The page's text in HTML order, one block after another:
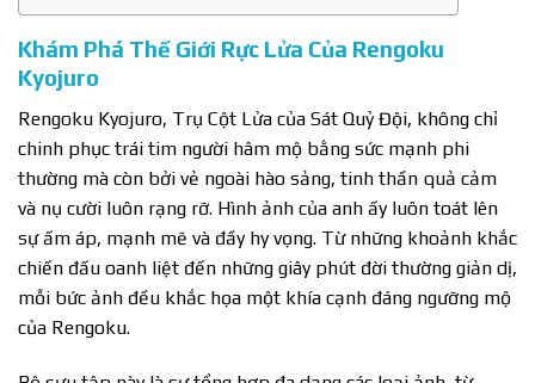
Khám Phá Thế Giới Rực Lửa Của Rengoku
Kyojuro
Rengoku Kyojuro, Trụ Cột Lửa của Sát Quỷ Đội, không chỉ
chinh phục trái tim người hâm mộ bằng sức mạnh phi
thường mà còn bởi vẻ ngoài hào sảng, tinh thần quả cảm
và nụ cười luôn rạng rỡ. Hình ảnh của anh ấy luôn toát lên
sự ấm áp, mạnh mẽ và đầy hy vọng. Từ những khoảnh khắc
chiến đấu oanh liệt đến những giây phút đời thường giản dị,
mỗi bức ảnh đều khắc họa một khía cạnh đáng ngưỡng mộ
của Rengoku.